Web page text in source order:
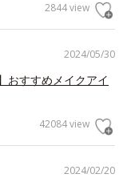
2844 view
2024/05/30
おすすめメイクアイ
42084 view
2024/02/20